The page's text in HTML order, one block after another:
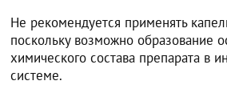
Не рекомендуется применять
поскольку возможно образование
химического состава препарата в
системе.